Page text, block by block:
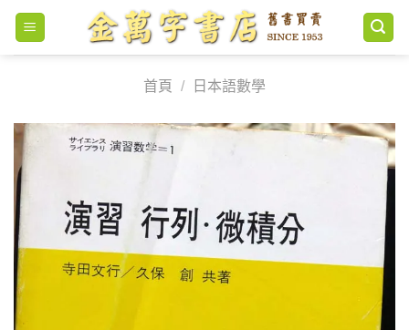
Skip
content
首頁
/ 日本語數學